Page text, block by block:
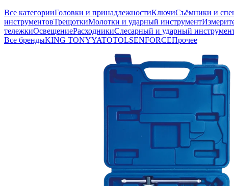
Все категорииГоловки и принадлежностиКлючиСъёмники и
инструментовТрещоткиМолотки и ударный инструмент
тележкиОсвещениеРасходникиСлесарный и ударный
Все брендыKING TONYYATOTOLSENFORCEПрочее